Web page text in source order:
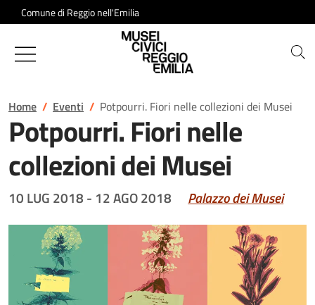
Salta al contenuto
Comune di Reggio nell'Emilia
Musei Civici di Reggio Emilia
Home Eventi Potpourri. Fiori nelle collezioni dei Musei
Potpourri. Fiori nelle
collezioni dei Musei
10 LUG 2018 - 12 AGO 2018 Palazzo dei Musei